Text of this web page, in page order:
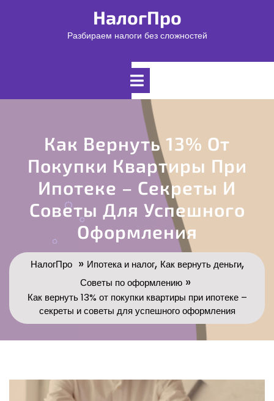
НалогПро
Разбираем налоги без сложностей
Открыть
Как Вернуть 13% От
Покупки Квартиры При
Ипотеке – Секреты И
Советы Для Успешного
Оформления
НалогПро» Ипотека и налог, Как вернуть деньги,
Советы по оформлению »
Как вернуть 13% от покупки квартиры при ипотеке –
секреты и советы для успешного оформления